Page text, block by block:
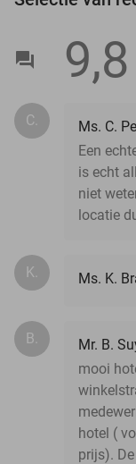
9,8
C.
Ms. C.
Een
is echt
niet
locatie
K. Ms. K.
B.
Mr. B.
mooi
hotel (
prijs).